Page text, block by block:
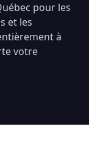
pour les
et les
à
votre